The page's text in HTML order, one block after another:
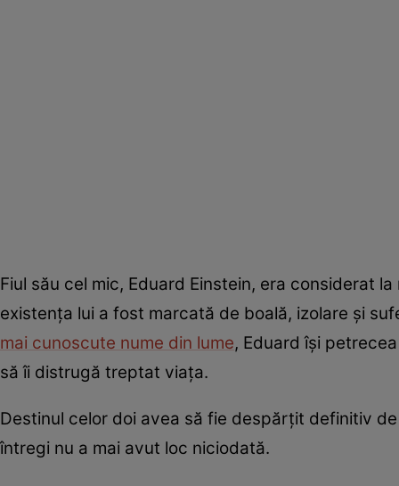
Fiul său cel mic, Eduard Einstein, era considerat
existența lui a fost marcată de boală, izolare și
mai cunoscute nume din lume, Eduard își
să îi distrugă treptat viața.
Destinul celor doi avea să fie despărțit definitiv
întregi nu a mai avut loc niciodată.